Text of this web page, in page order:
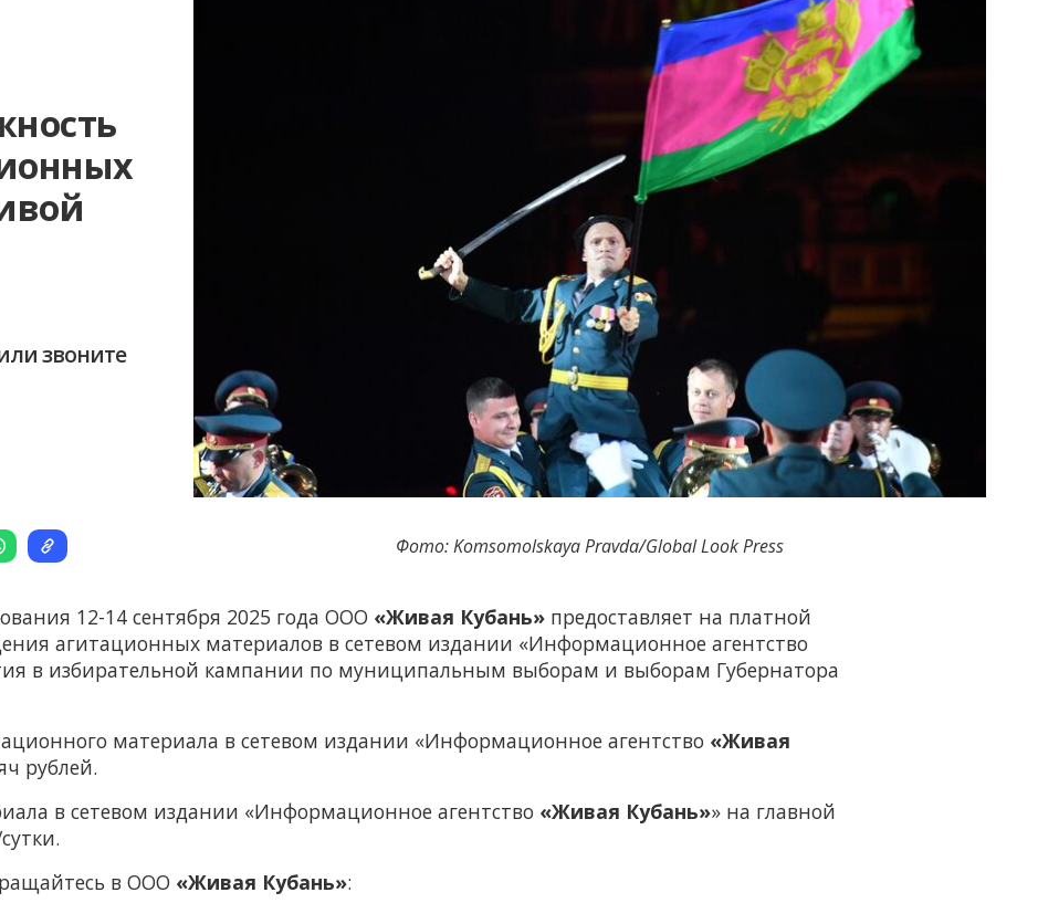
звоните
Фото: Komsomolskaya Pravda/Global Look Press
12-14 сентября 2025 года ООО «Живая Кубань»предоставляет на платной
агитационных материалов в сетевом издании «Информационное агентство
в избирательной кампании по муниципальным выборам и выборам Губернатора
материала в сетевом издании «Информационное агентство «Живая
рублей.
в сетевом издании «Информационное агентство «Живая Кубань»» на главной
в ООО «Живая Кубань»: